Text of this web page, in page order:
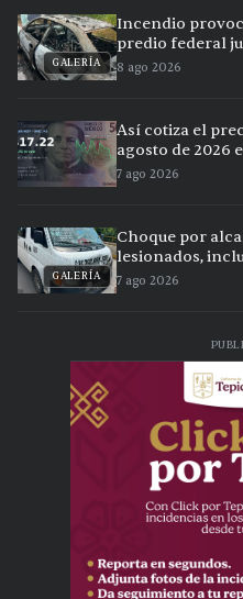
GALERÍA
Incendio
predio federal
8 ago 2026
Así cotiza el
agosto de 2026
7 ago 2026
GALERÍA
Choque por
lesionados,
7 ago 2026